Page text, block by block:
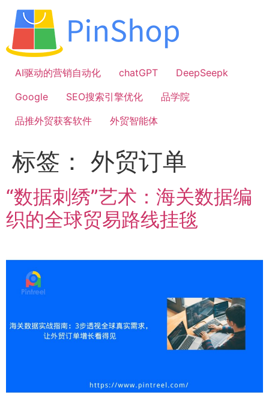
容
AI驱动的营销自动化
chatGPT
DeepSeepk
Google
SEO搜索引擎优化
品学院
品推外贸获客软件
外贸智能体
标签： 外贸订单
“数据刺绣”艺术：海关数据编
织的全球贸易路线挂毯